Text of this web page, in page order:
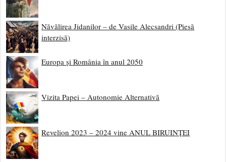
Năvălirea Jidanilor – de Vasile Alecsandri (Piesă
interzisă)
Europa și România în anul 2050
Vizita Papei – Autonomie Alternativă
Revelion 2023 – 2024 vine ANUL BIRUINȚEI